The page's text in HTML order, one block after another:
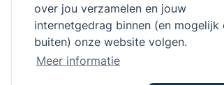
over jou verzamelen en jouw
internetgedrag binnen (en mogelijk
buiten) onze website volgen.
Meer informatie